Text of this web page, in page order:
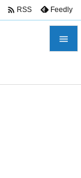

 RSS Feedly